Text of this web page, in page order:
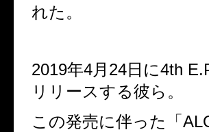
れた。
2019年4月24日に4th
リリースする彼ら。
この発売に伴った「